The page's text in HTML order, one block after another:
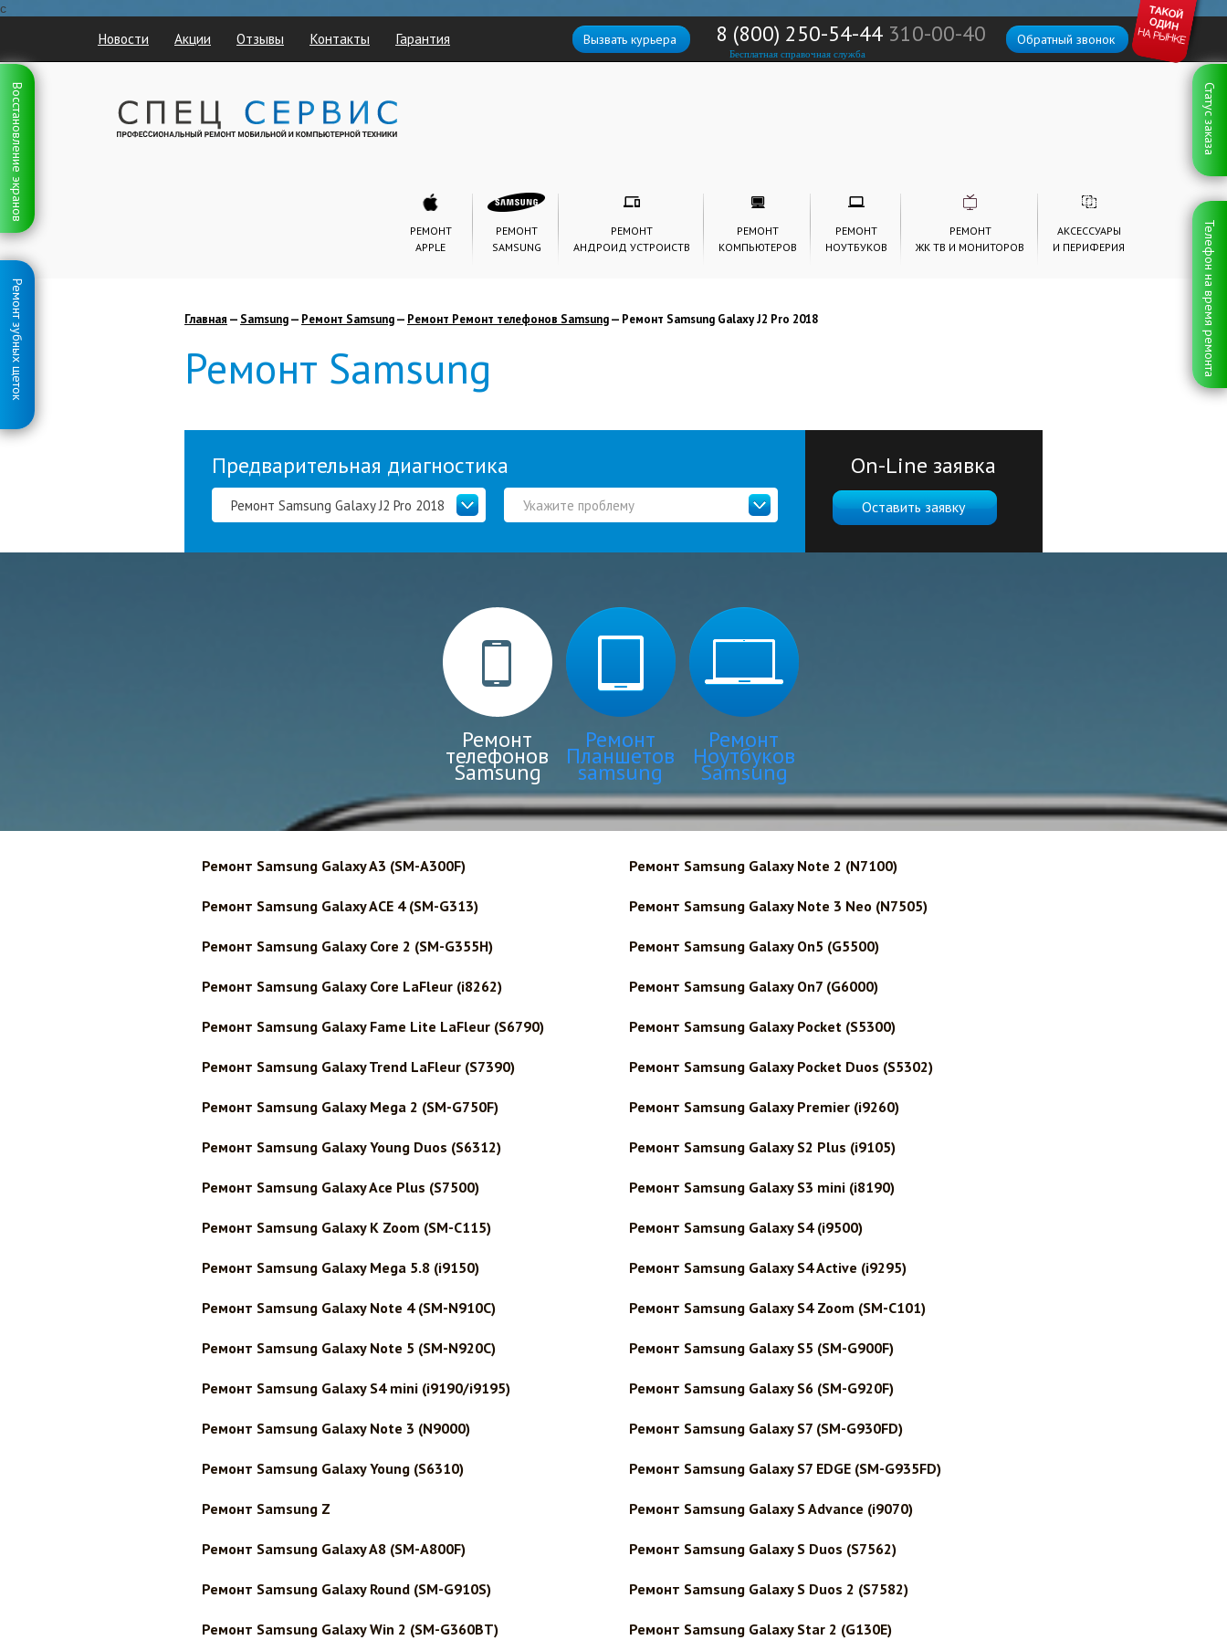
с
Статус заказа
Телефон на время ремонта
Восстановление экранов
Ремонт зубных щеток
Новости Акции Отзывы Контакты Гарантия Обратный звонок
8 (800) 250-54-44 310-00-40
Бесплатная справочная служба
Вызвать курьера
РЕМОНТ
APPLE
РЕМОНТ
SAMSUNG
РЕМОНТ
АНДРОИД УСТРОИСТВ
РЕМОНТ
КОМПЬЮТЕРОВ
РЕМОНТ
НОУТБУКОВ
РЕМОНТ
ЖК ТВ И МОНИТОРОВ
АКСЕССУАРЫ
И ПЕРИФЕРИЯ
Главная — Samsung— Ремонт Samsung— Ремонт Ремонт телефонов Samsung— Ремонт Samsung Galaxy J2 Pro 2018
Ремонт Samsung
Предварительная диагностика
Ремонт Samsung Galaxy J2 Pro 2018 Укажите проблему
On-Line заявка
Оставить заявку
Ремонт
телефонов
Samsung
Ремонт
Планшетов
samsung
Ремонт
Ноутбуков
Samsung
Ремонт Samsung Galaxy A3 (SM-A300F)
Ремонт Samsung Galaxy ACE 4 (SM-G313)
Ремонт Samsung Galaxy Core 2 (SM-G355H)
Ремонт Samsung Galaxy Core LaFleur (i8262)
Ремонт Samsung Galaxy Fame Lite LaFleur (S6790)
Ремонт Samsung Galaxy Trend LaFleur (S7390)
Ремонт Samsung Galaxy Mega 2 (SM-G750F)
Ремонт Samsung Galaxy Young Duos (S6312)
Ремонт Samsung Galaxy Ace Plus (S7500)
Ремонт Samsung Galaxy K Zoom (SM-C115)
Ремонт Samsung Galaxy Mega 5.8 (i9150)
Ремонт Samsung Galaxy Note 4 (SM-N910C)
Ремонт Samsung Galaxy Note 5 (SM-N920C)
Ремонт Samsung Galaxy S4 mini (i9190/i9195)
Ремонт Samsung Galaxy Note 3 (N9000)
Ремонт Samsung Galaxy Young (S6310)
Ремонт Samsung Z
Ремонт Samsung Galaxy A8 (SM-A800F)
Ремонт Samsung Galaxy Round (SM-G910S)
Ремонт Samsung Galaxy Win 2 (SM-G360BT)
Ремонт Samsung Galaxy Note 2 (N7100)
Ремонт Samsung Galaxy Note 3 Neo (N7505)
Ремонт Samsung Galaxy On5 (G5500)
Ремонт Samsung Galaxy On7 (G6000)
Ремонт Samsung Galaxy Pocket (S5300)
Ремонт Samsung Galaxy Pocket Duos (S5302)
Ремонт Samsung Galaxy Premier (i9260)
Ремонт Samsung Galaxy S2 Plus (i9105)
Ремонт Samsung Galaxy S3 mini (i8190)
Ремонт Samsung Galaxy S4 (i9500)
Ремонт Samsung Galaxy S4 Active (i9295)
Ремонт Samsung Galaxy S4 Zoom (SM-C101)
Ремонт Samsung Galaxy S5 (SM-G900F)
Ремонт Samsung Galaxy S6 (SM-G920F)
Ремонт Samsung Galaxy S7 (SM-G930FD)
Ремонт Samsung Galaxy S7 EDGE (SM-G935FD)
Ремонт Samsung Galaxy S Advance (i9070)
Ремонт Samsung Galaxy S Duos (S7562)
Ремонт Samsung Galaxy S Duos 2 (S7582)
Ремонт Samsung Galaxy Star 2 (G130E)